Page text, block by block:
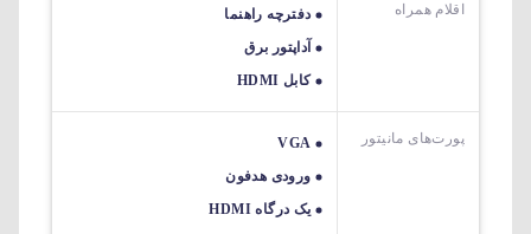
اقلام همراه
دفترچه راهنما
آداپتور برق
کابل HDMI
پورت‌های مانیتور
VGA
ورودی هدفون
یک درگاه HDMI